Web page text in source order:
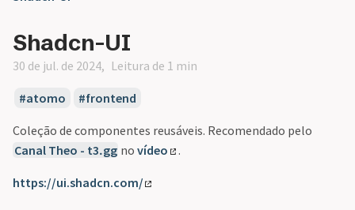
Shadcn-UI
30 de jul. de 2024 Leitura de 1 min
atomo frontend
Coleção de componentes reusáveis. Recomendado pelo
Canal Theo - t3․gg novídeo .
https://ui.shadcn.com/